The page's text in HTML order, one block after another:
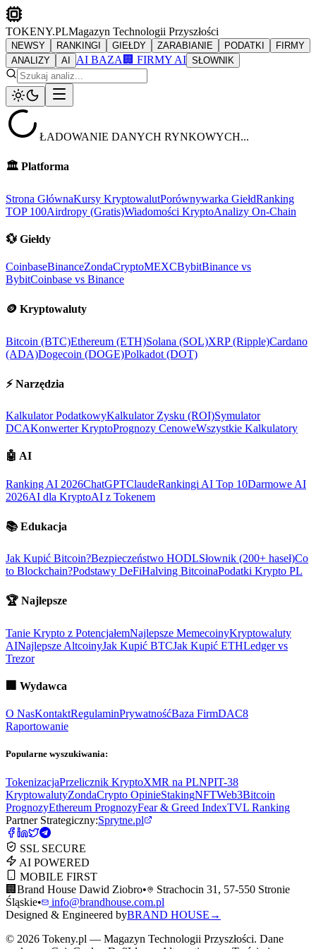
TOKENY.PLMagazyn Technologii Przyszłości
NEWSY RANKINGI GIEŁDY ZARABIANIE PODATKI
FIRMY
ANALIZY
AI AI BAZA 🏢 FIRMY AI SŁOWNIK
ŁADOWANIE DANYCH RYNKOWYCH...
🏛️ Platforma
Strona GłównaKursy KryptowalutPorównywarka GiełdRanking
TOP 100Airdropy (Gratis)Wiadomości KryptoAnalizy On-Chain
💱 Giełdy
CoinbaseBinanceZondaCryptoMEXCBybitBinance vs
BybitCoinbase vs Binance
🪙 Kryptowaluty
Bitcoin (BTC)Ethereum (ETH)Solana (SOL)XRP (Ripple)Cardano
(ADA)Dogecoin (DOGE)Polkadot (DOT)
⚡ Narzędzia
Kalkulator PodatkowyKalkulator Zysku (ROI)Symulator
DCAKonwerter KryptoPrognozy CenoweWszystkie Kalkulatory
🤖 AI
Ranking AI 2026ChatGPTClaudeRankingi AI Top 10Darmowe AI
2026AI dla KryptoAI z Tokenem
📚 Edukacja
Jak Kupić Bitcoin?Bezpieczeństwo HODLSłownik (200+ haseł)Co
to Blockchain?Podstawy DeFiHalving BitcoinaPodatki Krypto PL
🏆 Najlepsze
Tanie Krypto z PotencjałemNajlepsze MemecoinyKryptowaluty
AINajlepsze AltcoinyJak Kupić BTCJak Kupić ETHLedger vs
Trezor
🏢 Wydawca
O NasKontaktRegulaminPrywatnośćBaza FirmDAC8
Raportowanie
Popularne wyszukiwania:
TokenizacjaPrzelicznik KryptoXMR na PLNPIT-38
KryptowalutyZondaCrypto OpinieStakingNFTWeb3Bitcoin
PrognozyEthereum PrognozyFear & Greed IndexTVL Ranking
Partner Strategiczny:Sprytne.pl
SSL SECURE
AI POWERED
MOBILE FIRST
🏢 Brand House Dawid Ziobro•
Strachocin 31, 57-550 Stronie
Śląskie•
info@brandhouse.com.pl
Designed & Engineered byBRAND HOUSE →
© 2026 Tokeny.pl — Magazyn Technologii Przyszłości. Dane